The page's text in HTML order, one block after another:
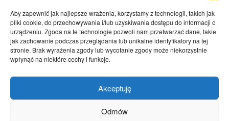
Aby zapewnić jak najlepsze wrażenia, korzystamy z technologii, takich jak
pliki cookie, do przechowywania i/lub uzyskiwania dostępu do informacji o
urządzeniu. Zgoda na te technologie pozwoli nam przetwarzać dane, takie
jak zachowanie podczas przeglądania lub unikalne identyfikatory na tej
stronie. Brak wyrażenia zgody lub wycofanie zgody może niekorzystnie
wpłynąć na niektóre cechy i funkcje.
Akceptuję
Odmów
Temat dnia
4601
Publicystyka
4363
Polityka
3639
Polska
Społeczeństwo
2823